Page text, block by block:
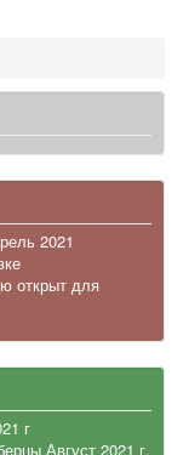
2021
открыт для
г
Август 2021 г.